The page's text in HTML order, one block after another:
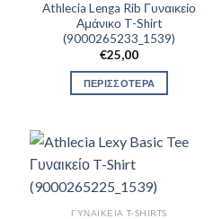
Athlecia Lenga Rib Γυναικείο
Αμάνικο T-Shirt
(9000265233_1539)
€25,00
ΠΕΡΙΣΣΟΤΕΡΑ
ΓΥΝΑΙΚΕΊΑ T-SHIRTS